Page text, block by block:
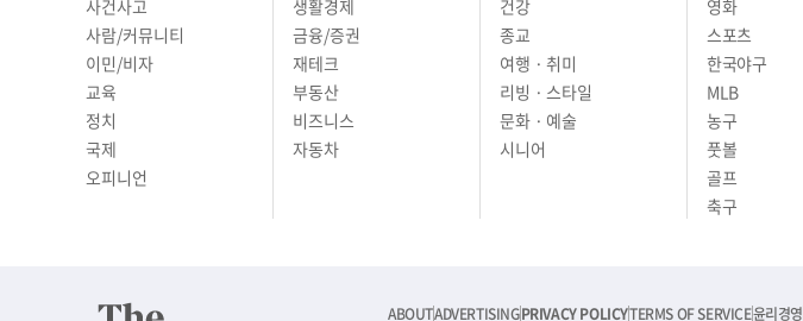
사건사고
사람/커뮤니티
이민/비자
교육
정치
국제
오피니언
생활경제
금융/증권
재테크
부동산
비즈니스
자동차
건강
종교
여행 · 취미
리빙 · 스타일
문화 · 예술
시니어
영화
스포츠
한국야구
MLB
농구
풋볼
골프
축구
ABOUTADVERTISINGPRIVACY POLICYTERMS OF SERVICE윤리경영